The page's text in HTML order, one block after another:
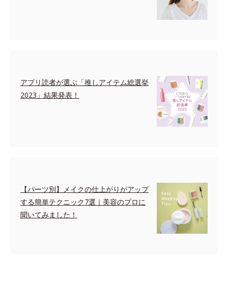
アプリ読者が選ぶ「推しアイテム総選挙
2023」結果発表！
【パーツ別】メイクの仕上がりがアップ
する簡単テクニック7選｜美容のプロに
聞いてみました！